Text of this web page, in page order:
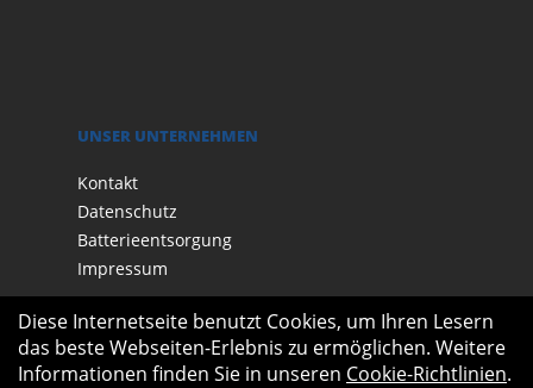
UNSER UNTERNEHMEN
Kontakt
Datenschutz
Batterieentsorgung
Impressum
Diese Internetseite benutzt Cookies, um Ihren Lesern
das beste Webseiten-Erlebnis zu ermöglichen. Weitere
Informationen finden Sie in unseren Cookie-Richtlinien.